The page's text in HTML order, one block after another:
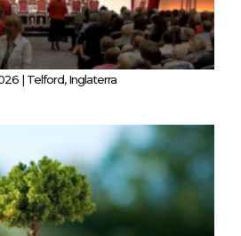
| Telford, Inglaterra